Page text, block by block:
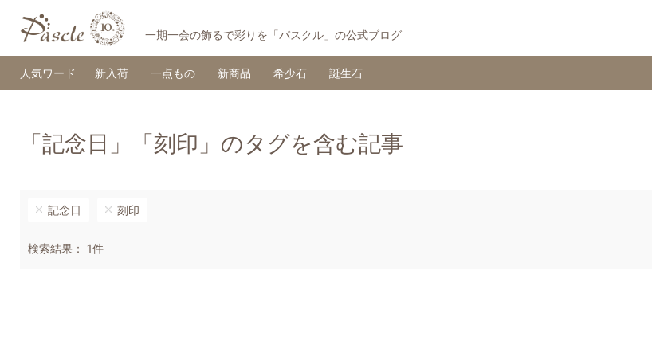
一期一会の飾るで彩りを「パスクル」の公式ブログ
人気ワード 新入荷 一点もの 新商品 希少石 誕生石
「記念日」「刻印」のタグを含む記事
記念日 刻印
検索結果： 1件